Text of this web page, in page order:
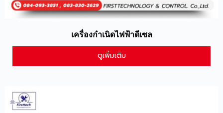
เครื่องกำเนิดไฟฟ้าดีเซล
ดูเพิ่มเติม